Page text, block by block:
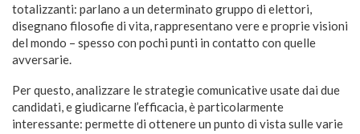
totalizzanti: parlano a un determinato gruppo di elettori,
disegnano filosofie di vita, rappresentano vere e proprie visioni
del mondo – spesso con pochi punti in contatto con quelle
avversarie.
Per questo, analizzare le strategie comunicative usate dai due
candidati, e giudicarne l’efficacia, è particolarmente
interessante: permette di ottenere un punto di vista sulle varie